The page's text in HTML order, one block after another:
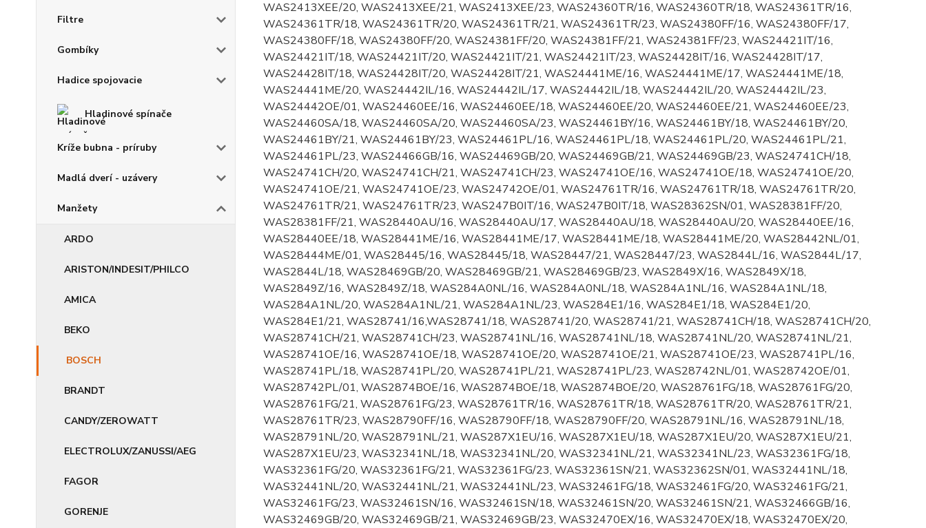
Filtre
Gombíky
Hadice spojovacie
Hladinové spínače
Kríže bubna - príruby
Madlá dverí - uzávery
Manžety
ARDO
ARISTON/INDESIT/PHILCO
AMICA
BEKO
BOSCH
BRANDT
CANDY/ZEROWATT
ELECTROLUX/ZANUSSI/AEG
FAGOR
GORENJE
WAS2413XEE/20, WAS2413XEE/21, WAS2413XEE/23, WAS24360TR/16, WAS24360TR/18, WAS24361TR/16,
WAS24361TR/18, WAS24361TR/20, WAS24361TR/21, WAS24361TR/23, WAS24380FF/16, WAS24380FF/17,
WAS24380FF/18, WAS24380FF/20, WAS24381FF/20, WAS24381FF/21, WAS24381FF/23, WAS24421IT/16,
WAS24421IT/18, WAS24421IT/20, WAS24421IT/21, WAS24421IT/23, WAS24428IT/16, WAS24428IT/17,
WAS24428IT/18, WAS24428IT/20, WAS24428IT/21, WAS24441ME/16, WAS24441ME/17, WAS24441ME/18,
WAS24441ME/20, WAS24442IL/16, WAS24442IL/17, WAS24442IL/18, WAS24442IL/20, WAS24442IL/23,
WAS24442OE/01, WAS24460EE/16, WAS24460EE/18, WAS24460EE/20, WAS24460EE/21, WAS24460EE/23,
WAS24460SA/18, WAS24460SA/20, WAS24460SA/23, WAS24461BY/16, WAS24461BY/18, WAS24461BY/20,
WAS24461BY/21, WAS24461BY/23, WAS24461PL/16, WAS24461PL/18, WAS24461PL/20, WAS24461PL/21,
WAS24461PL/23, WAS24466GB/16, WAS24469GB/20, WAS24469GB/21, WAS24469GB/23, WAS24741CH/18,
WAS24741CH/20, WAS24741CH/21, WAS24741CH/23, WAS24741OE/16, WAS24741OE/18, WAS24741OE/20,
WAS24741OE/21, WAS24741OE/23, WAS24742OE/01, WAS24761TR/16, WAS24761TR/18, WAS24761TR/20,
WAS24761TR/21, WAS24761TR/23, WAS247B0IT/16, WAS247B0IT/18, WAS28362SN/01, WAS28381FF/20,
WAS28381FF/21, WAS28440AU/16, WAS28440AU/17, WAS28440AU/18, WAS28440AU/20, WAS28440EE/16,
WAS28440EE/18, WAS28441ME/16, WAS28441ME/17, WAS28441ME/18, WAS28441ME/20, WAS28442NL/01,
WAS28444ME/01, WAS28445/16, WAS28445/18, WAS28447/21, WAS28447/23, WAS2844L/16, WAS2844L/17,
WAS2844L/18, WAS28469GB/20, WAS28469GB/21, WAS28469GB/23, WAS2849X/16, WAS2849X/18,
WAS2849Z/16, WAS2849Z/18, WAS284A0NL/16, WAS284A0NL/18, WAS284A1NL/16, WAS284A1NL/18,
WAS284A1NL/20, WAS284A1NL/21, WAS284A1NL/23, WAS284E1/16, WAS284E1/18, WAS284E1/20,
WAS284E1/21, WAS28741/16,WAS28741/18, WAS28741/20, WAS28741/21, WAS28741CH/18, WAS28741CH/20,
WAS28741CH/21, WAS28741CH/23, WAS28741NL/16, WAS28741NL/18, WAS28741NL/20, WAS28741NL/21,
WAS28741OE/16, WAS28741OE/18, WAS28741OE/20, WAS28741OE/21, WAS28741OE/23, WAS28741PL/16,
WAS28741PL/18, WAS28741PL/20, WAS28741PL/21, WAS28741PL/23, WAS28742NL/01, WAS28742OE/01,
WAS28742PL/01, WAS2874BOE/16, WAS2874BOE/18, WAS2874BOE/20, WAS28761FG/18, WAS28761FG/20,
WAS28761FG/21, WAS28761FG/23, WAS28761TR/16, WAS28761TR/18, WAS28761TR/20, WAS28761TR/21,
WAS28761TR/23, WAS28790FF/16, WAS28790FF/18, WAS28790FF/20, WAS28791NL/16, WAS28791NL/18,
WAS28791NL/20, WAS28791NL/21, WAS287X1EU/16, WAS287X1EU/18, WAS287X1EU/20, WAS287X1EU/21,
WAS287X1EU/23, WAS32341NL/18, WAS32341NL/20, WAS32341NL/21, WAS32341NL/23, WAS32361FG/18,
WAS32361FG/20, WAS32361FG/21, WAS32361FG/23, WAS32361SN/21, WAS32362SN/01, WAS32441NL/18,
WAS32441NL/20, WAS32441NL/21, WAS32441NL/23, WAS32461FG/18, WAS32461FG/20, WAS32461FG/21,
WAS32461FG/23, WAS32461SN/16, WAS32461SN/18, WAS32461SN/20, WAS32461SN/21, WAS32466GB/16,
WAS32469GB/20, WAS32469GB/21, WAS32469GB/23, WAS32470EX/16, WAS32470EX/18, WAS32470EX/20,